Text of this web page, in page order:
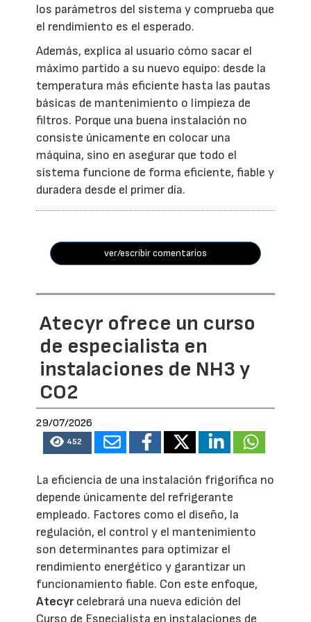
los parámetros del sistema y comprueba que
el rendimiento es el esperado.
Además, explica al usuario cómo sacar el
máximo partido a su nuevo equipo: desde la
temperatura más eficiente hasta las pautas
básicas de mantenimiento o limpieza de
filtros. Porque una buena instalación no
consiste únicamente en colocar una
máquina, sino en asegurar que todo el
sistema funcione de forma eficiente, fiable y
duradera desde el primer día.
ver/escribir comentarios
Atecyr ofrece un curso
de especialista en
instalaciones de NH3 y
CO2
29/07/2026
452
La eficiencia de una instalación frigorífica no
depende únicamente del refrigerante
empleado. Factores como el diseño, la
regulación, el control y el mantenimiento
son determinantes para optimizar el
rendimiento energético y garantizar un
funcionamiento fiable. Con este enfoque,
Atecyrcelebrará una nueva edición del
Curso de Especialista en instalaciones de